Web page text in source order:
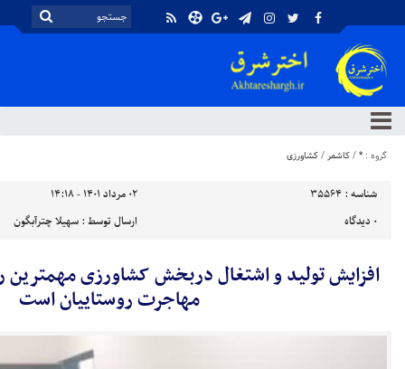
گروه : *
/کاشمر/کشاورزی
شناسه : 35564
۰۲ مرداد ۱۴۰۱ - ۱۴:۱۸
۰ دیدگاه ارسال توسط : سهیلا چترآبگون
افزایش تولید و اشتغال دربخش کشاورزی مهمترین
مهاجرت روستاییان است